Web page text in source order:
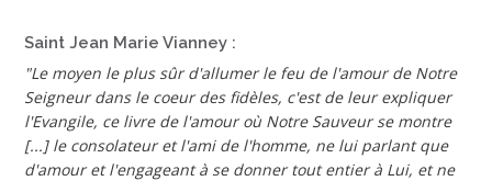
Saint Jean Marie Vianney :
"Le moyen le plus sûr d'allumer le feu de l'amour de Notre
Seigneur dans le coeur des fidèles, c'est de leur expliquer
l'Evangile, ce livre de l'amour où Notre Sauveur se montre
[...] le consolateur et l'ami de l'homme, ne lui parlant que
d'amour et l'engageant à se donner tout entier à Lui, et ne